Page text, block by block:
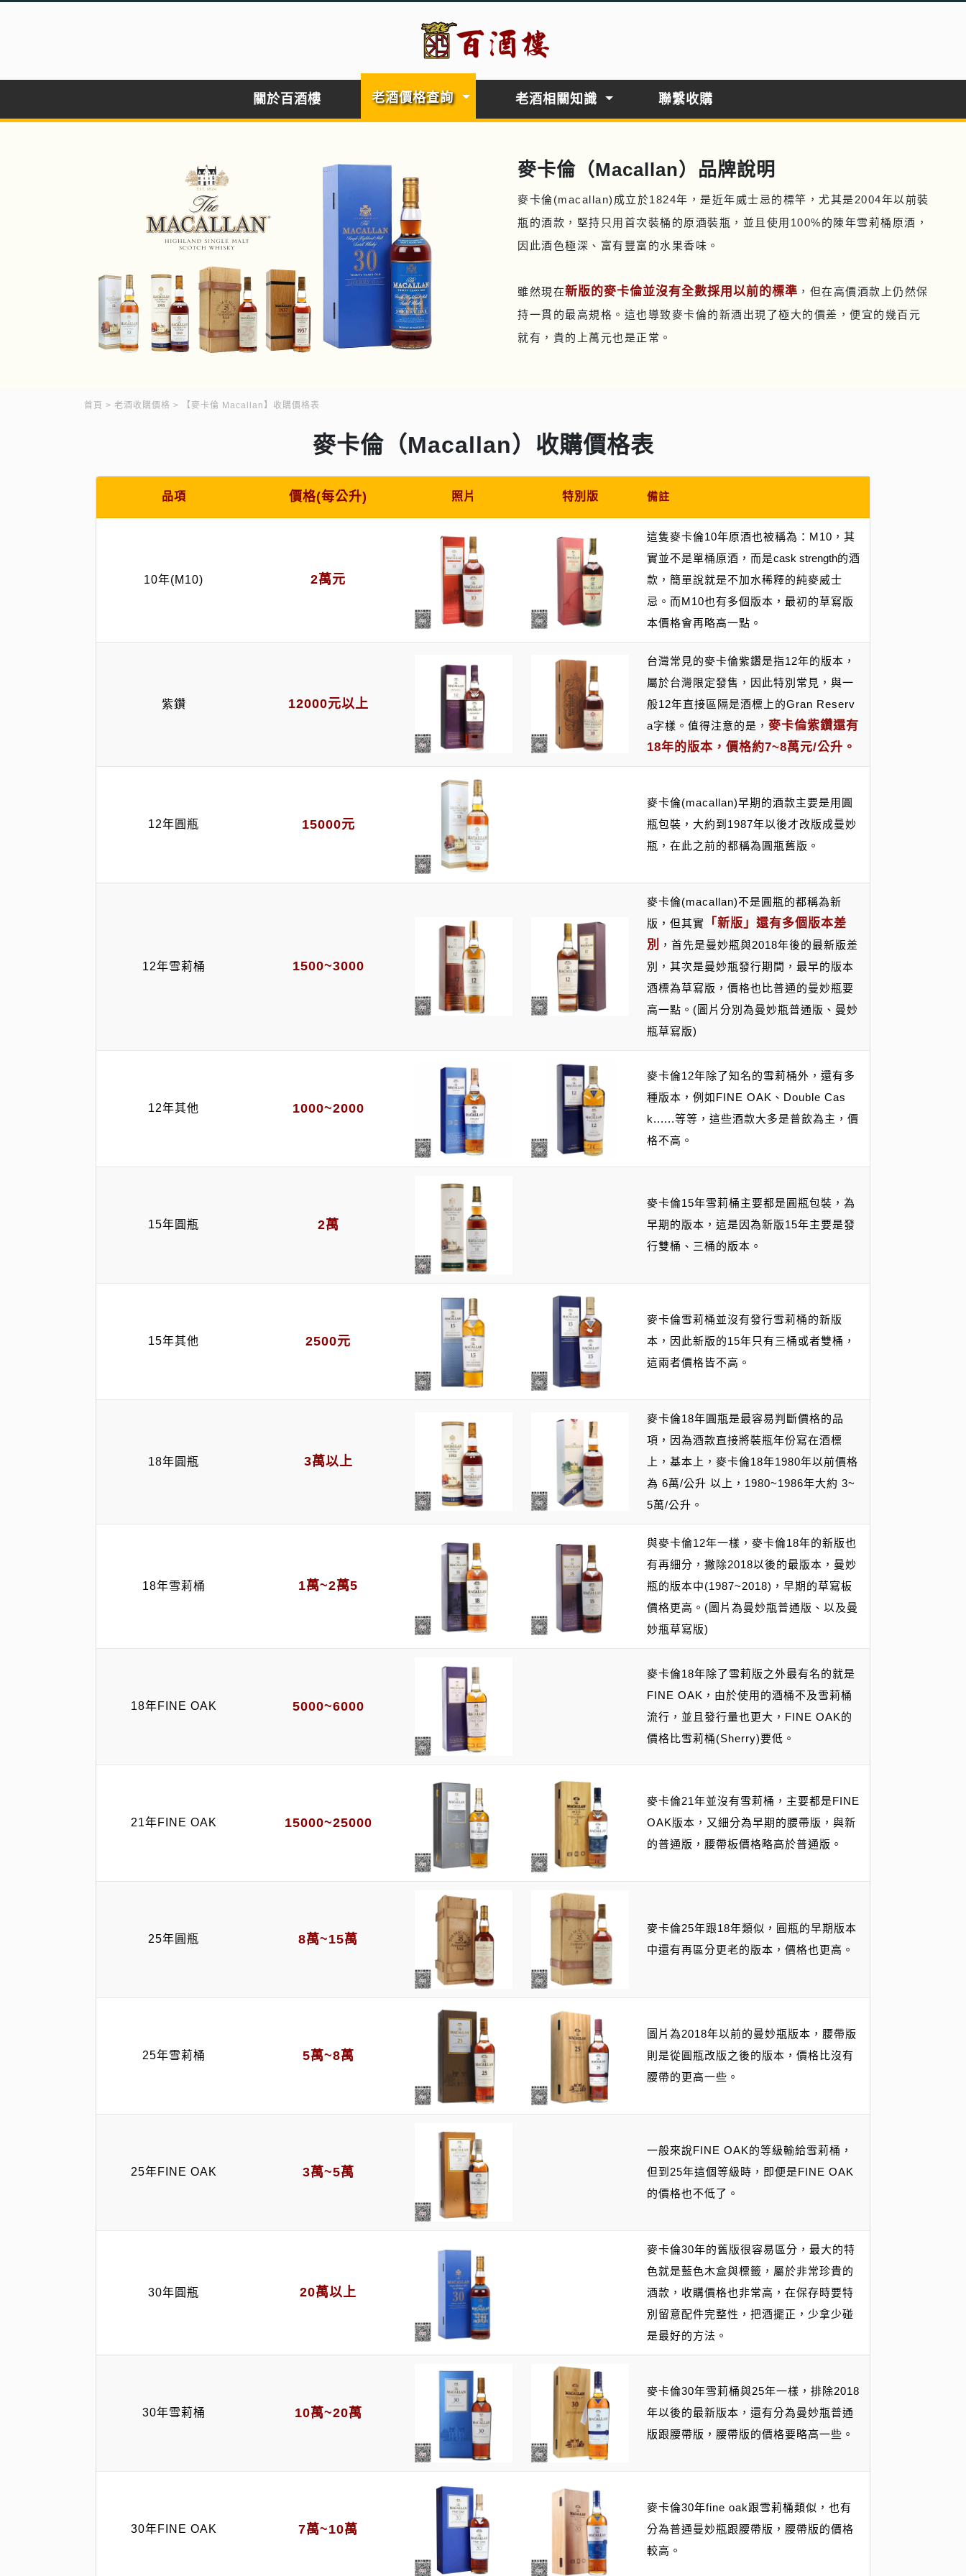
關於百酒樓 老酒價格查詢 老酒相關知識 聯繫收購
麥卡倫（Macallan）品牌說明
麥卡倫(macallan)成立於1824年，是近年威士忌的標竿，尤其是2004年以前裝
瓶的酒款，堅持只用首次裝桶的原酒裝瓶，並且使用100%的陳年雪莉桶原酒，
因此酒色極深、富有豐富的水果香味。
雖然現在新版的麥卡倫並沒有全數採用以前的標準 ，但在高價酒款上仍然保
持一貫的最高規格。這也導致麥卡倫的新酒出現了極大的價差，便宜的幾百元
就有，貴的上萬元也是正常。
首頁 老酒收購價格 【麥卡倫 Macallan】收購價格表
麥卡倫（Macallan）收購價格表
品項 價格(每公升) 照片 特別版 備註
10年(M10) 2萬元
這隻麥卡倫10年原酒也被稱為：M10，其
實並不是單桶原酒，而是cask strength的酒
款，簡單說就是不加水稀釋的純麥威士
忌。而M10也有多個版本，最初的草寫版
本價格會再略高一點。
紫鑽 12000元以上
台灣常見的麥卡倫紫鑽是指12年的版本，
屬於台灣限定發售，因此特別常見，與一
般12年直接區隔是酒標上的Gran Reserv
a字樣。值得注意的是， 麥卡倫紫鑽還有
18年的版本，價格約7~8萬元/公升。
12年圓瓶 15000元
麥卡倫(macallan)早期的酒款主要是用圓
瓶包裝，大約到1987年以後才改版成曼妙
瓶，在此之前的都稱為圓瓶舊版。
12年雪莉桶 1500~3000
麥卡倫(macallan)不是圓瓶的都稱為新
版，但其實
「新版」還有多個版本差
別
，首先是曼妙瓶與2018年後的最新版差
別，其次是曼妙瓶發行期間，最早的版本
酒標為草寫版，價格也比普通的曼妙瓶要
高一點。(圖片分別為曼妙瓶普通版、曼妙
瓶草寫版)
12年其他 1000~2000
麥卡倫12年除了知名的雪莉桶外，還有多
種版本，例如FINE OAK、Double Cas
k......等等，這些酒款大多是普飲為主，價
格不高。
15年圓瓶 2萬
麥卡倫15年雪莉桶主要都是圓瓶包裝，為
早期的版本，這是因為新版15年主要是發
行雙桶、三桶的版本。
15年其他 2500元
麥卡倫雪莉桶並沒有發行雪莉桶的新版
本，因此新版的15年只有三桶或者雙桶，
這兩者價格皆不高。
18年圓瓶 3萬以上
麥卡倫18年圓瓶是最容易判斷價格的品
項，因為酒款直接將裝瓶年份寫在酒標
上，基本上，麥卡倫18年1980年以前價格
為 6萬/公升 以上，1980~1986年大約 3~
5萬/公升。
18年雪莉桶 1萬~2萬5
與麥卡倫12年一樣，麥卡倫18年的新版也
有再細分，撇除2018以後的最版本，曼妙
瓶的版本中(1987~2018)，早期的草寫板
價格更高。(圖片為曼妙瓶普通版、以及曼
妙瓶草寫版)
18年FINE OAK 5000~6000
麥卡倫18年除了雪莉版之外最有名的就是
FINE OAK，由於使用的酒桶不及雪莉桶
流行，並且發行量也更大，FINE OAK的
價格比雪莉桶(Sherry)要低。
21年FINE OAK 15000~25000
麥卡倫21年並沒有雪莉桶，主要都是FINE
OAK版本，又細分為早期的腰帶版，與新
的普通版，腰帶板價格略高於普通版。
25年圓瓶 8萬~15萬
麥卡倫25年跟18年類似，圓瓶的早期版本
中還有再區分更老的版本，價格也更高。
25年雪莉桶 5萬~8萬
圖片為2018年以前的曼妙瓶版本，腰帶版
則是從圓瓶改版之後的版本，價格比沒有
腰帶的更高一些。
25年FINE OAK 3萬~5萬
一般來說FINE OAK的等級輸給雪莉桶，
但到25年這個等級時，即便是FINE OAK
的價格也不低了。
30年圓瓶 20萬以上
麥卡倫30年的舊版很容易區分，最大的特
色就是藍色木盒與標籤，屬於非常珍貴的
酒款，收購價格也非常高，在保存時要特
別留意配件完整性，把酒擺正，少拿少碰
是最好的方法。
30年雪莉桶 10萬~20萬
麥卡倫30年雪莉桶與25年一樣，排除2018
年以後的最新版本，還有分為曼妙瓶普通
版跟腰帶版，腰帶版的價格要略高一些。
30年FINE OAK 7萬~10萬
麥卡倫30年fine oak跟雪莉桶類似，也有
分為普通曼妙瓶跟腰帶版，腰帶版的價格
較高。